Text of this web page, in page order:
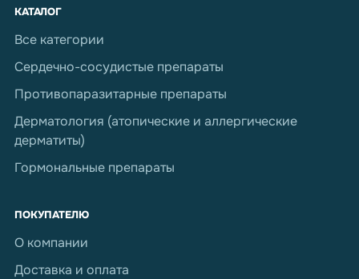
КАТАЛОГ
Все категории
Сердечно-сосудистые препараты
Противопаразитарные препараты
Дерматология (атопические и аллергические
дерматиты)
Гормональные препараты
ПОКУПАТЕЛЮ
О компании
Доставка и оплата